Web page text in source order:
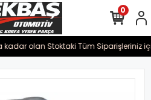
olan Stoktaki Tüm Siparişleriniz
0